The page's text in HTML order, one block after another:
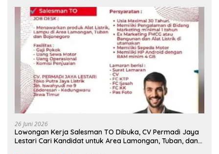
26 Juni 2026
Lowongan Kerja Salesman TO Dibuka, CV Permadi Jaya
Lestari Cari Kandidat untuk Area Lamongan, Tuban, dan